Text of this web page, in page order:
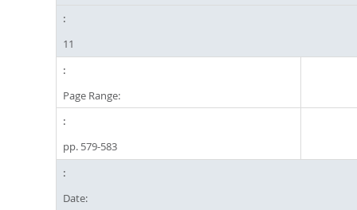
11
Page Range:
pp. 579-583
Date: